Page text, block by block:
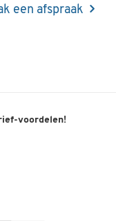
een afspraak
voordelen!